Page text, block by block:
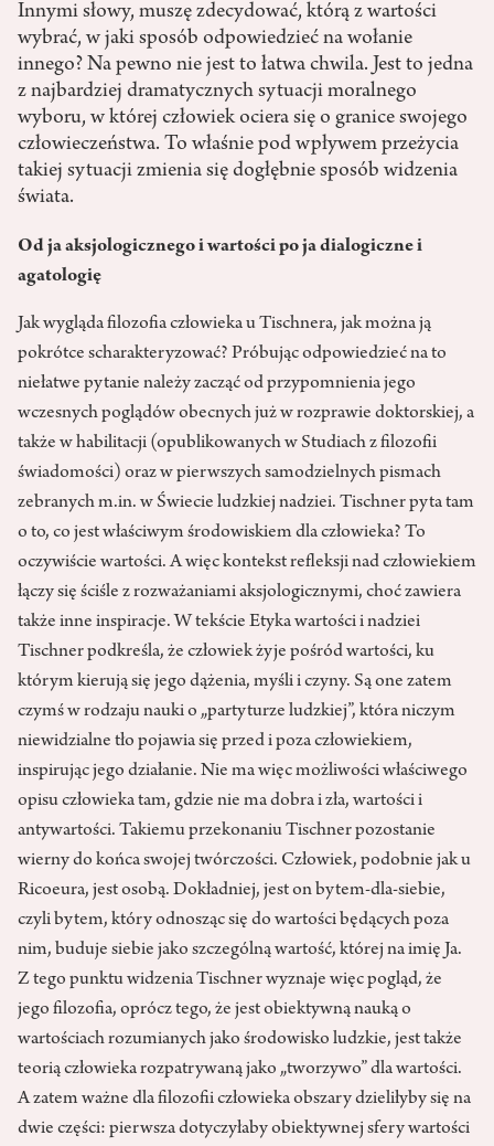
Innymi słowy, muszę zdecydować, którą z wartości
wybrać, w jaki sposób odpowiedzieć na wołanie
innego? Na pewno nie jest to łatwa chwila. Jest to jedna
z najbardziej dramatycznych sytuacji moralnego
wyboru, w której człowiek ociera się o granice swojego
człowieczeństwa. To właśnie pod wpływem przeżycia
takiej sytuacji zmienia się dogłębnie sposób widzenia
świata.
Od ja aksjologicznego i wartości po ja dialogiczne i
agatologię
Jak wygląda filozofia człowieka u Tischnera, jak można ją
pokrótce scharakteryzować? Próbując odpowiedzieć na to
niełatwe pytanie należy zacząć od przypomnienia jego
wczesnych poglądów obecnych już w rozprawie doktorskiej, a
także w habilitacji (opublikowanych w Studiach z filozofii
świadomości) oraz w pierwszych samodzielnych pismach
zebranych m.in. w Świecie ludzkiej nadziei. Tischner pyta tam
o to, co jest właściwym środowiskiem dla człowieka? To
oczywiście wartości. A więc kontekst refleksji nad człowiekiem
łączy się ściśle z rozważaniami aksjologicznymi, choć zawiera
także inne inspiracje. W tekście Etyka wartości i nadziei
Tischner podkreśla, że człowiek żyje pośród wartości, ku
którym kierują się jego dążenia, myśli i czyny. Są one zatem
czymś w rodzaju nauki o „partyturze ludzkiej”, która niczym
niewidzialne tło pojawia się przed i poza człowiekiem,
inspirując jego działanie. Nie ma więc możliwości właściwego
opisu człowieka tam, gdzie nie ma dobra i zła, wartości i
antywartości. Takiemu przekonaniu Tischner pozostanie
wierny do końca swojej twórczości. Człowiek, podobnie jak u
Ricoeura, jest osobą. Dokładniej, jest on bytem-dla-siebie,
czyli bytem, który odnosząc się do wartości będących poza
nim, buduje siebie jako szczególną wartość, której na imię Ja.
Z tego punktu widzenia Tischner wyznaje więc pogląd, że
jego filozofia, oprócz tego, że jest obiektywną nauką o
wartościach rozumianych jako środowisko ludzkie, jest także
teorią człowieka rozpatrywaną jako „tworzywo” dla wartości.
A zatem ważne dla filozofii człowieka obszary dzieliłyby się na
dwie części: pierwsza dotyczyłaby obiektywnej sfery wartości